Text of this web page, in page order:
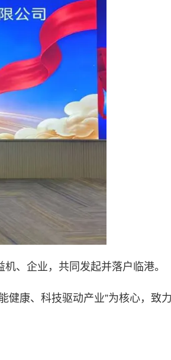
、企业，共同发起并落户临港。
健康、科技驱动产业”为核心，致力